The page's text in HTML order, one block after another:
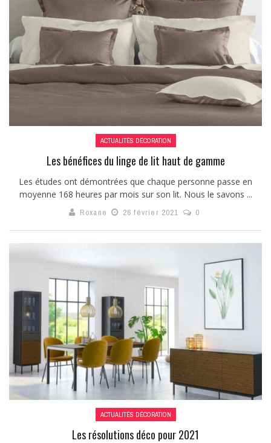
ACTUALITÉS DÉCORATION
Les bénéfices du linge de lit haut de gamme
Les études ont démontrées que chaque personne passe en
moyenne 168 heures par mois sur son lit. Nous le savons ...
Roxane 26 février 2021 0
ACTUALITÉS DÉCORATION
Les résolutions déco pour 2021